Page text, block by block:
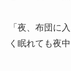
「夜、布団に
く眠れても夜